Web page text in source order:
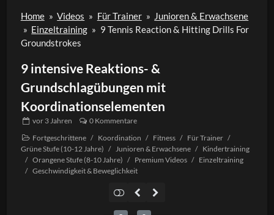
Home » Videos » Für Trainer » Junioren & Erwachsene
» Einzeltraining » 9 Tennis Reaction & Hitting Drills For
Groundstrokes
9 intensive Reaktions- &
Grundschlagübungen mit
Koordinationselementen
vor 3 Jahren
0 Kommentare
Fortgeschrittene / Koordination / Fitness / Für Trainer /
Grüne Stufe (10-12 Jahre) / Junioren & Erwachsene / Kindertraining
/ Orangene Stufe (8-10 Jahre) / Premium Videos / Einzeltraining
/ Geschwindigkeit & Beweglichkeit